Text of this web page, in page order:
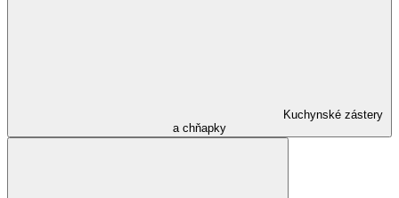
Kuchynské zástery
a chňapky